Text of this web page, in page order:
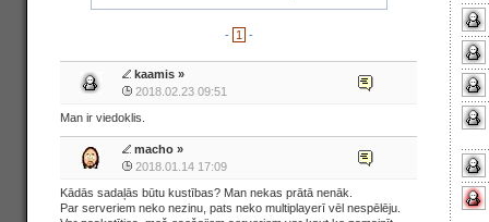
- 1 -
kaamis »
2018.02.23 09:51
Man ir viedoklis.
macho »
2018.01.14 17:09
Kādās sadaļās būtu kustības? Man nekas prātā nenāk.
Par serveriem neko nezinu, pats neko multiplayerī vēl nespēlēju.